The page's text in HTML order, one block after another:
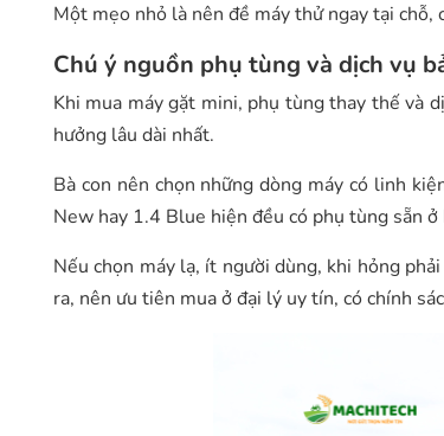
Một mẹo nhỏ là nên đề máy thử ngay tại chỗ,
Chú ý nguồn phụ tùng và dịch vụ
Khi mua máy gặt mini, phụ tùng thay thế và
hưởng lâu dài nhất.
Bà con nên chọn những dòng máy có linh
New hay 1.4 Blue hiện đều có phụ tùng sẵn
Nếu chọn máy lạ, ít người dùng, khi hỏng
ra, nên ưu tiên mua ở đại lý uy tín, có chính